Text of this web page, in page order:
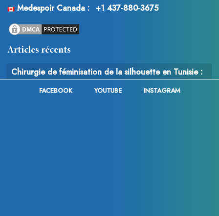
Medespoir Canada :
+1 437-880-3675
Articles récents
Chirurgie de féminisation de la silhouette en Tunisie :
FACEBOOK YOUTUBE INSTAGRAM